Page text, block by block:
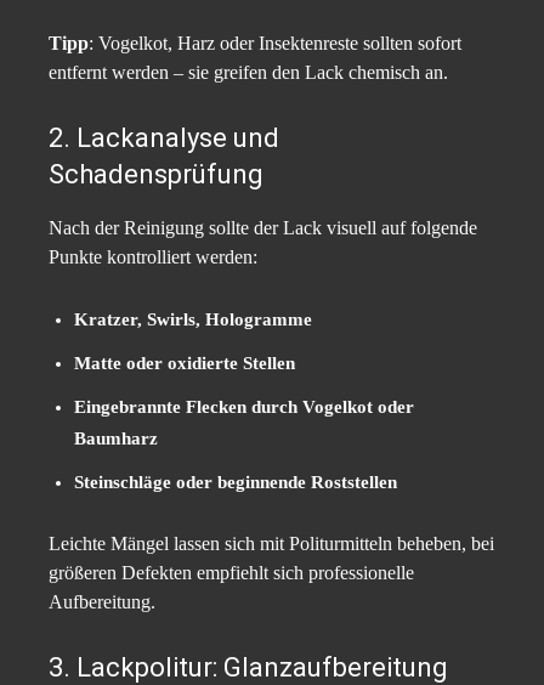
Tipp: Vogelkot, Harz oder Insektenreste sollten sofort
entfernt werden – sie greifen den Lack chemisch an.
2. Lackanalyse und
Schadensprüfung
Nach der Reinigung sollte der Lack visuell auf folgende
Punkte kontrolliert werden:
Kratzer, Swirls, Hologramme
Matte oder oxidierte Stellen
Eingebrannte Flecken durch Vogelkot oder
Baumharz
Steinschläge oder beginnende Roststellen
Leichte Mängel lassen sich mit Politurmitteln beheben, bei
größeren Defekten empfiehlt sich professionelle
Aufbereitung.
3. Lackpolitur: Glanzaufbereitung